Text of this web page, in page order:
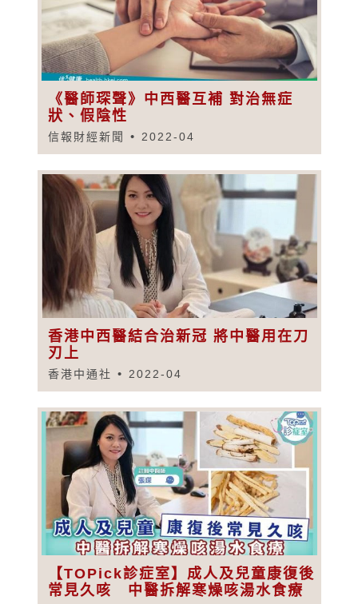
《醫師琛聲》中西醫互補 對治無症
狀、假陰性
信報財經新聞 2022-04
香港中西醫結合治新冠 將中醫用在刀
刃上
香港中通社 2022-04
【TOPick診症室】成人及兒童康復後
常見久咳 中醫拆解寒燥咳湯水食療